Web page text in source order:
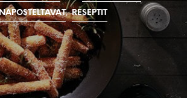
NAPOSTELTAVAT, RESEPTIT